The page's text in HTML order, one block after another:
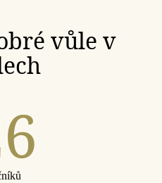
vůle v